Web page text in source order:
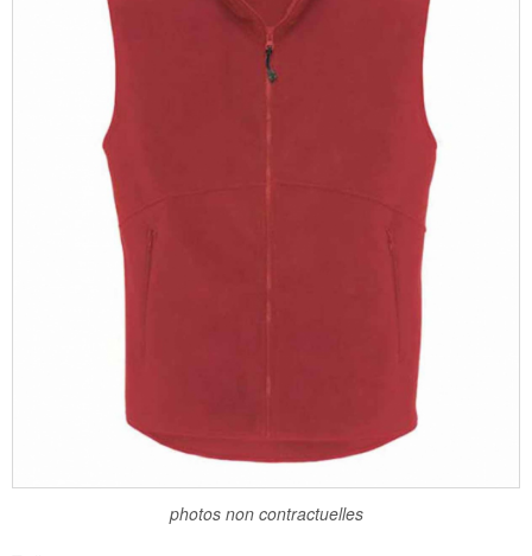
photos non contractuelles